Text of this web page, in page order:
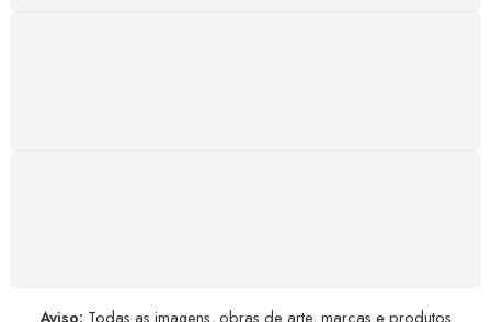
Aviso: Todas as imagens, obras de arte, marcas e produtos